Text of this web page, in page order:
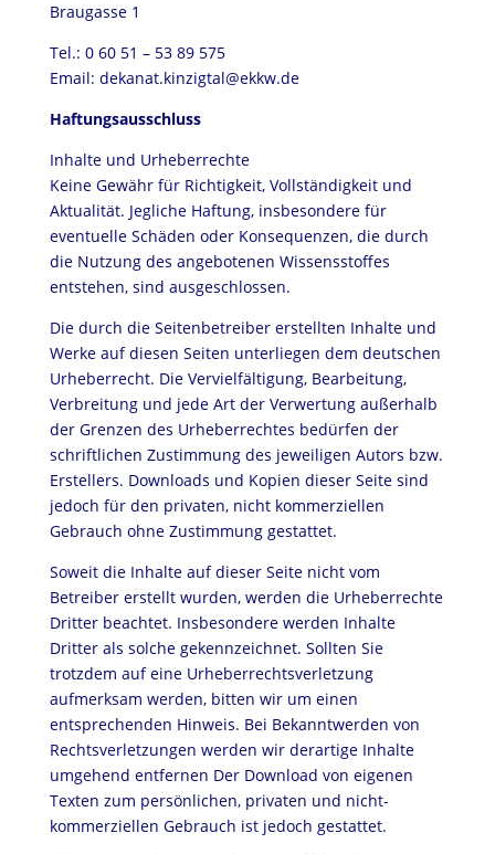
Braugasse 1
Tel.: 0 60 51 – 53 89 575
Email: dekanat.kinzigtal@ekkw.de
Haftungsausschluss
Inhalte und Urheberrechte
Keine Gewähr für Richtigkeit, Vollständigkeit und
Aktualität. Jegliche Haftung, insbesondere für
eventuelle Schäden oder Konsequenzen, die durch
die Nutzung des angebotenen Wissensstoffes
entstehen, sind ausgeschlossen.
Die durch die Seitenbetreiber erstellten Inhalte und
Werke auf diesen Seiten unterliegen dem deutschen
Urheberrecht. Die Vervielfältigung, Bearbeitung,
Verbreitung und jede Art der Verwertung außerhalb
der Grenzen des Urheberrechtes bedürfen der
schriftlichen Zustimmung des jeweiligen Autors bzw.
Erstellers. Downloads und Kopien dieser Seite sind
jedoch für den privaten, nicht kommerziellen
Gebrauch ohne Zustimmung gestattet.
Soweit die Inhalte auf dieser Seite nicht vom
Betreiber erstellt wurden, werden die Urheberrechte
Dritter beachtet. Insbesondere werden Inhalte
Dritter als solche gekennzeichnet. Sollten Sie
trotzdem auf eine Urheberrechtsverletzung
aufmerksam werden, bitten wir um einen
entsprechenden Hinweis. Bei Bekanntwerden von
Rechtsverletzungen werden wir derartige Inhalte
umgehend entfernen Der Download von eigenen
Texten zum persönlichen, privaten und nicht-
kommerziellen Gebrauch ist jedoch gestattet.